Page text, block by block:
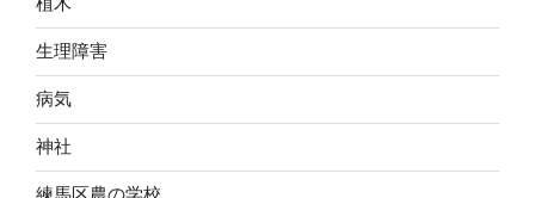
生理障害
病気
神社
練馬区農の学校